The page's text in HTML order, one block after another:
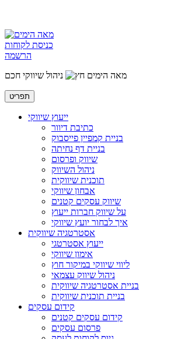
כניסת לקוחות
הרשמה
מאה הימים
ניהול שיווקי חכם
תפריט
ייעוץ שיווקי
כתיבת דיוור
בניית קמפיין פייסבוק
בניית דף נחיתה
שיווק ופרסום
ניהול השיווק
תוכנית שיווקית
אבחון שיווקי
שיווק עסקים קטנים
על שיווק חברות ייעוץ
איך לבחור יועץ שיווקי
אסטרטגיה שיווקית
ייעוץ אסטרטגי
אימון שיווקי
ליווי שיווקי במיקור חוץ
ניהול שיווק עצמאי
בניית אסטרטגיה שיווקית
בניית תוכנית שיווקית
קידום עסקים
קידום עסקים קטנים
פרסום עסקים